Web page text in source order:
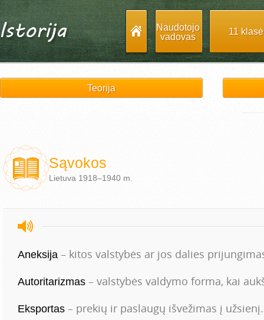
Naudotojo
vadovas
11 klasė
Teorija